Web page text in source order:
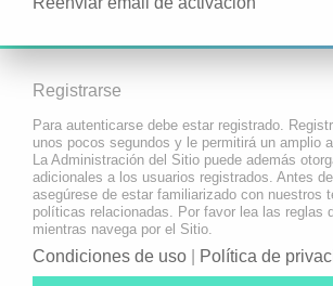
Registrarse
Para autenticarse debe estar registrado.
unos pocos segundos y le permitirá un amplio
La Administración del Sitio puede además
adicionales a los usuarios registrados. Antes
asegúrese de estar familiarizado con nuestros
políticas relacionadas. Por favor lea las reglas
mientras navega por el Sitio.
Condiciones de uso Política de